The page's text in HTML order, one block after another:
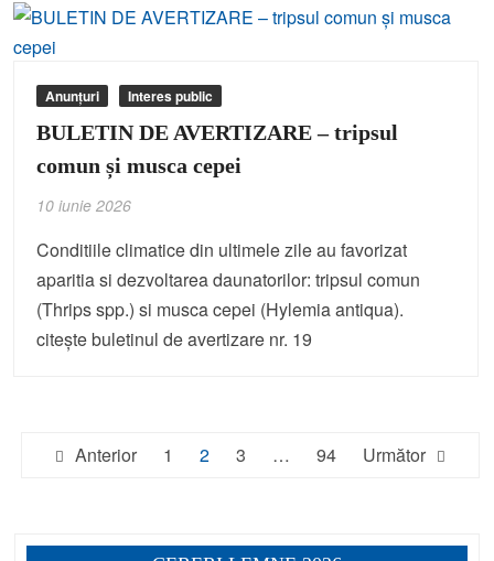
Anunțuri Interes public
BULETIN DE AVERTIZARE – tripsul
comun și musca cepei
10 iunie 2026
Conditiile climatice din ultimele zile au favorizat
aparitia si dezvoltarea daunatorilor: tripsul comun
(Thrips spp.) si musca cepei (Hylemia antiqua).
citește buletinul de avertizare nr. 19
Paginație
Anterior 1 2 3 … 94 Următor